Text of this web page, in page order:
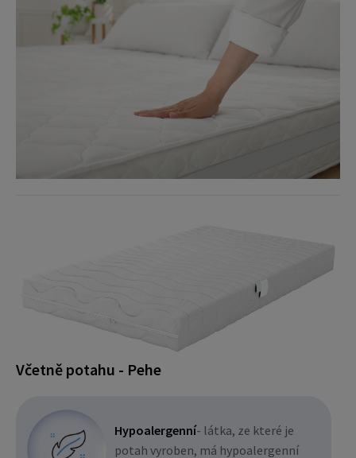
Včetně potahu - Pehe
Hypoalergenní- látka, ze které je
potah vyroben, má hypoalergenní